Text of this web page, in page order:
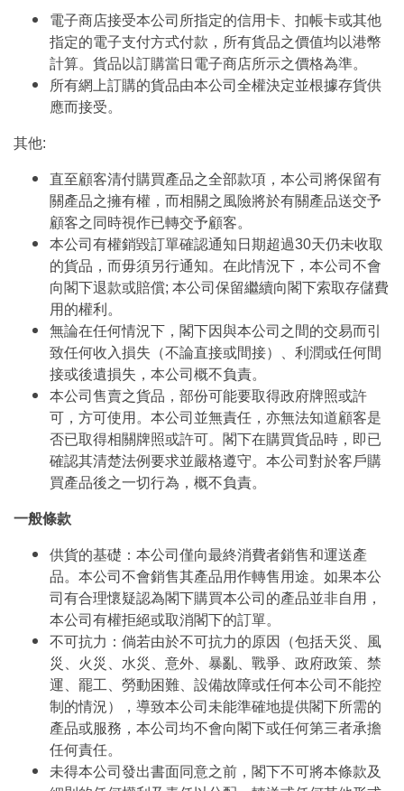
電子商店接受本公司所指定的信用卡、扣帳卡或其他
指定的電子支付方式付款，所有貨品之價值均以港幣
計算。貨品以訂購當日電子商店所示之價格為準。
所有網上訂購的貨品由本公司全權決定並根據存貨供
應而接受。
其他:
直至顧客清付購買產品之全部款項，本公司將保留有
關產品之擁有權，而相關之風險將於有關產品送交予
顧客之同時視作已轉交予顧客。
本公司有權銷毀訂單確認通知日期超過30天仍未收取
的貨品，而毋須另行通知。在此情況下，本公司不會
向閣下退款或賠償; 本公司保留繼續向閣下索取存儲費
用的權利。
無論在任何情況下，閣下因與本公司之間的交易而引
致任何收入損失（不論直接或間接）、利潤或任何間
接或後遺損失，本公司概不負責。
本公司售賣之貨品，部份可能要取得政府牌照或許
可，方可使用。本公司並無責任，亦無法知道顧客是
否已取得相關牌照或許可。閣下在購買貨品時，即已
確認其清楚法例要求並嚴格遵守。本公司對於客戶購
買產品後之一切行為，概不負責。
一般條款
供貨的基礎：本公司僅向最終消費者銷售和運送產
品。本公司不會銷售其產品用作轉售用途。如果本公
司有合理懷疑認為閣下購買本公司的產品並非自用，
本公司有權拒絕或取消閣下的訂單。
不可抗力：倘若由於不可抗力的原因（包括天災、風
災、火災、水災、意外、暴亂、戰爭、政府政策、禁
運、罷工、勞動困難、設備故障或任何本公司不能控
制的情況），導致本公司未能準確地提供閣下所需的
產品或服務，本公司均不會向閣下或任何第三者承擔
任何責任。
未得本公司發出書面同意之前，閣下不可將本條款及